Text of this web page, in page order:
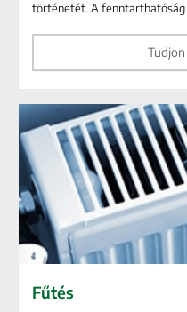
történetét. A fenntarthatóság
Fűtés